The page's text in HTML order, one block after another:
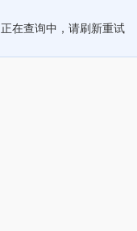
正在查询中，请刷新重试